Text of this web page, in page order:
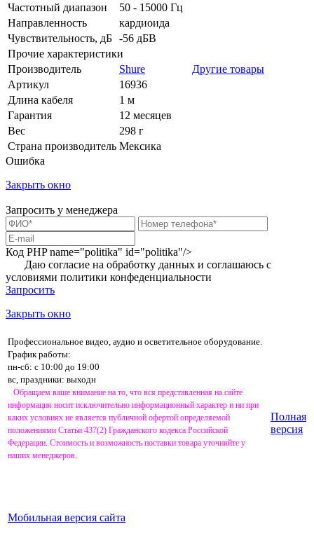
Частотный диапазон
50 - 15000 Гц
Направленность
кардиоида
Чувствительность, дБ -56 дБВ
Прочие характеристики
Производитель
Shure
Другие товары
Артикул
16936
Длина кабеля
1 м
Гарантия
12 месяцев
Вес
298 г
Страна производитель Мексика
Ошибка
Закрыть окно
Запросить у менеджера
Код PHPname="politika" id="politika"/>
Даю согласие на обработку данных и соглашаюсь с
условиями политики конфеденциальности
Запросить
Закрыть окно
Профессиональное видео, аудио и осветительное оборудование.
График работы:
пн-сб: с 10:00 до 19:00
вс, праздники: выходн
Обращаем ваше внимание на то, что вся представленная на сайте
информация носит исключительно информационный характер и ни при
каких условиях не является публичной офертой определяемой
положениями Статьи 437(2) Гражданского кодекса Российской
Федерации. Стоимость и возможность поставки товара уточняйте у
наших менеджеров.
Мобильная версия сайта
Полная
версия